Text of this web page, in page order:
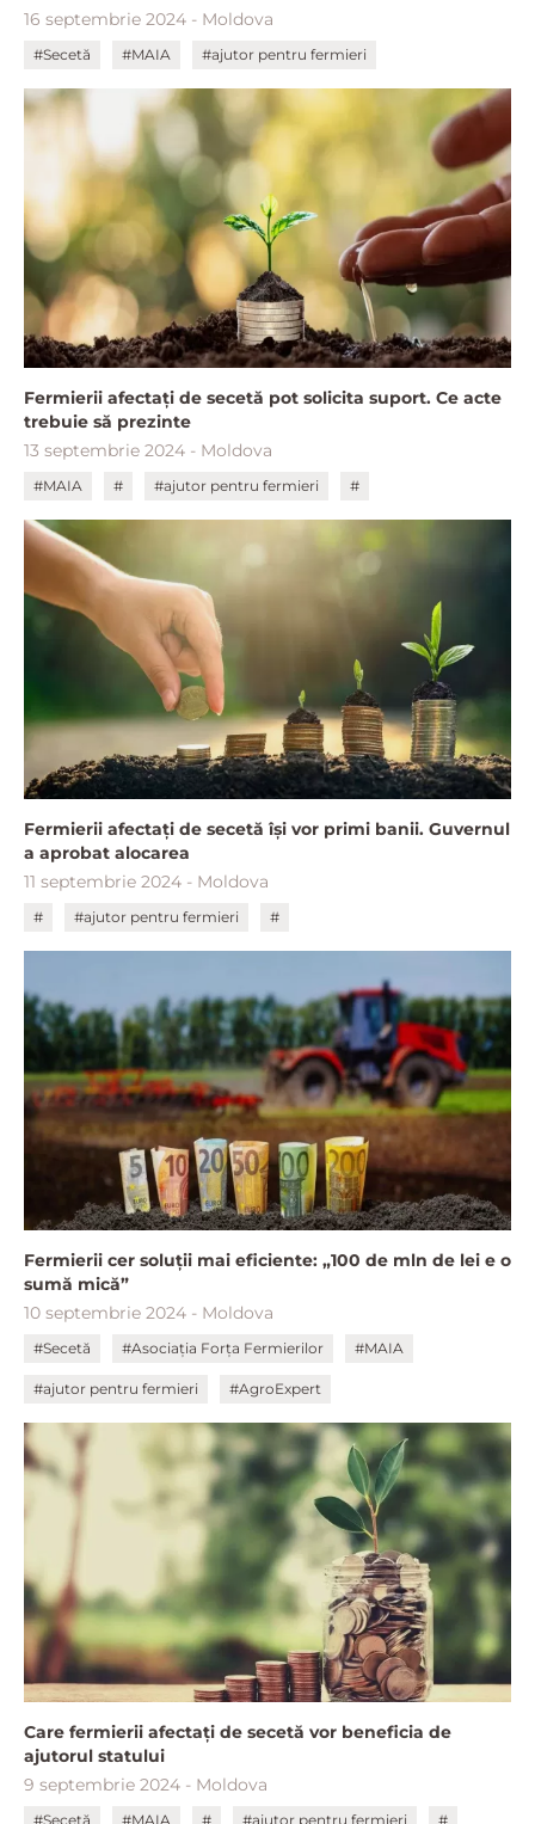
16 septembrie 2024 - Moldova
#Secetă #MAIA #ajutor pentru fermieri
Fermierii afectați de secetă pot solicita suport. Ce acte
trebuie să prezinte
13 septembrie 2024 - Moldova
#MAIA # #ajutor pentru fermieri #
Fermierii afectați de secetă își vor primi banii. Guvernul
a aprobat alocarea
11 septembrie 2024 - Moldova
# #ajutor pentru fermieri #
Fermierii cer soluții mai eficiente: „100 de mln de lei e o
sumă mică”
10 septembrie 2024 - Moldova
#Secetă #Asociația Forța Fermierilor #MAIA
#ajutor pentru fermieri #AgroExpert
Care fermierii afectați de secetă vor beneficia de
ajutorul statului
9 septembrie 2024 - Moldova
#Secetă #MAIA # #ajutor pentru fermieri #